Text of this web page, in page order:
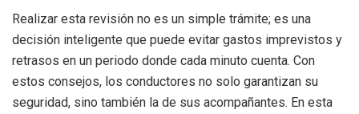
Realizar esta revisión no es un simple trámite; es una
decisión inteligente que puede evitar gastos imprevistos y
retrasos en un periodo donde cada minuto cuenta. Con
estos consejos, los conductores no solo garantizan su
seguridad, sino también la de sus acompañantes. En esta